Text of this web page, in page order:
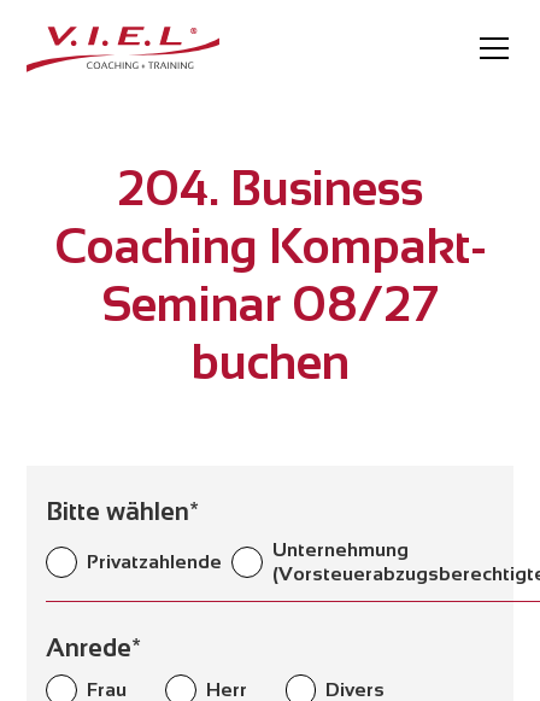
204. Business
Coaching Kompakt-
Seminar 08/27
buchen
Bitte wählen*
Privatzahlende
Unternehmung
Anrede*
Frau Herr Divers